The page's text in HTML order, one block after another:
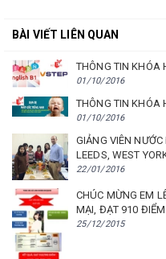
BÀI VIẾT LIÊN QUAN
THÔNG TIN KHÓA
01/10/2016
THÔNG TIN KHÓA
01/10/2016
GIẢNG VIÊN
LEEDS, WEST
22/01/2016
CHÚC MỪNG EM
MẠI, ĐẠT 910
25/12/2015